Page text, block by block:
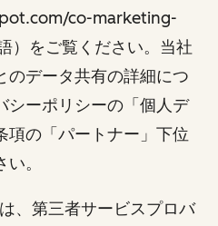
co-marketing-
）をご覧ください。当社
のデータ共有の詳細につ
シーポリシーの「個人デ
項の「パートナー」下位
。
、第三者サービスプロバ